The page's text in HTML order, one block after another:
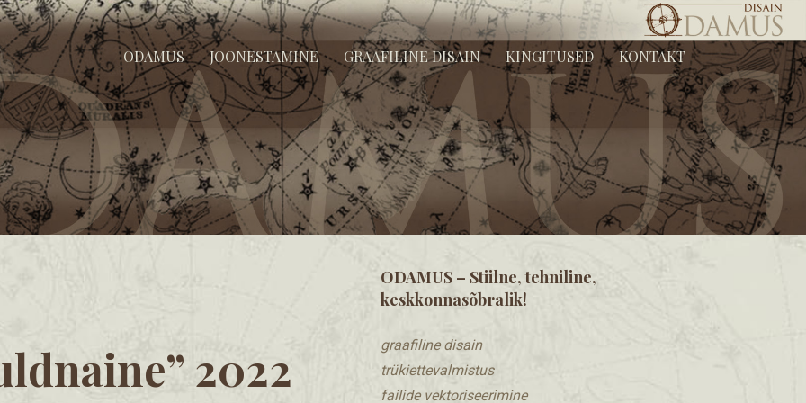
keskkonnasõbralikud trükised, tehnilised joonised, stiilsed kingitused ja ärimeened.
ODAMUS JOONESTAMINE GRAAFILINE DISAIN KINGITUSED KONTAKT
2022
ODAMUS – Stiilne, tehniline,
keskkonnasõbralik!
graafiline disain
trükiettevalmistus
​failide vektoriseerimine